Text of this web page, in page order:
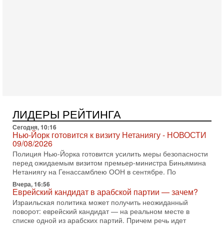
3-08-2026, 08:32
Трамп и Иран: последний шанс - НОВОСТИ
03/08/2026
Президент США Дональд Трамп объявил о возобновлении
переговоров с Ираном, но Тегеран пока не подтвердил
готовность к диалогу. По словам американского
2-08-2026, 08:42
Трамп отменил удар по Ирану - НОВОСТИ
02/08/2026
Президент США Дональд Трамп сегодня заявил об отмене
подготовленного удара по Ирану после обращений
Тегерана и других стран региона. По его словам,
ЛИДЕРЫ РЕЙТИНГА
Сегодня, 10:16
Нью-Йорк готовится к визиту Нетаниягу - НОВОСТИ
09/08/2026
Полиция Нью-Йорка готовится усилить меры безопасности
перед ожидаемым визитом премьер-министра Биньямина
Нетаниягу на Генассамблею ООН в сентябре. По
Вчера, 16:56
Еврейский кандидат в арабской партии — зачем?
Израильская политика может получить неожиданный
поворот: еврейский кандидат — на реальном месте в
списке одной из арабских партий. Причем речь идет